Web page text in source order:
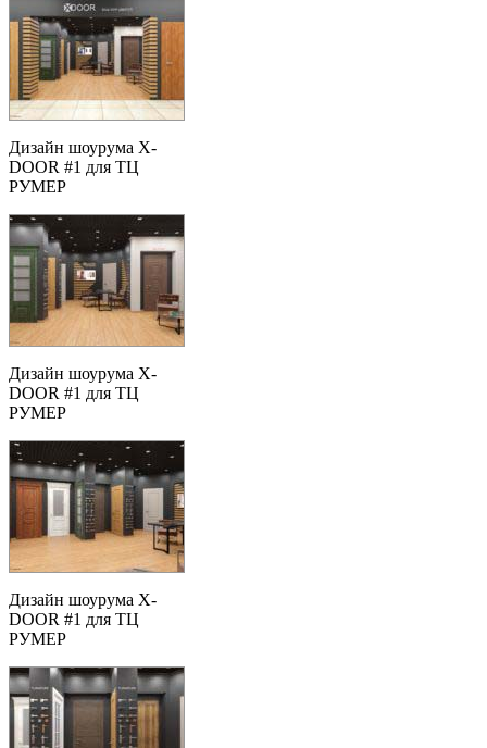
Дизайн шоурума X-
DOOR #1 для ТЦ
РУМЕР
Дизайн шоурума X-
DOOR #1 для ТЦ
РУМЕР
Дизайн шоурума X-
DOOR #1 для ТЦ
РУМЕР